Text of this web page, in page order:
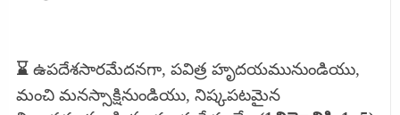
⌛ ఉపదేశసారమేదనగా, పవిత్ర హృదయమునుండియు,
మంచి మనస్సాక్షినుండియు, నిష్కపటమైన